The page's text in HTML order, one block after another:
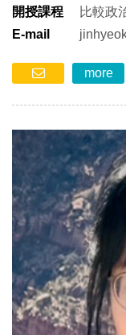
開授課程
比較政
E-mail
more